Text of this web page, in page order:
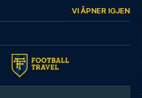
VI ÅPNER IGJEN